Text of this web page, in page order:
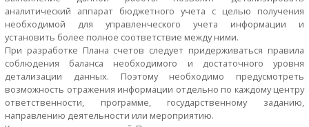
аналитический аппарат бюджетного учета с целью получения
необходимой для управленческого учета информации и
установить более полное соответствие между ними.
При разработке Плана счетов следует придерживаться правила
соблюдения баланса необходимого и достаточного уровня
детализации данных. Поэтому необходимо предусмотреть
возможность отражения информации отдельно по каждому центру
ответственности, программе, государственному заданию,
направлению деятельности или мероприятию.